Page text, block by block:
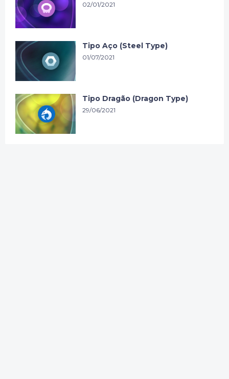
02/01/2021
Tipo Aço (Steel Type)
01/07/2021
Tipo Dragão (Dragon Type)
29/06/2021